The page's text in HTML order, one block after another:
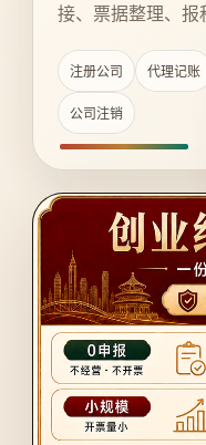
接、票据整理、报
注册公司 代理记账
公司注销